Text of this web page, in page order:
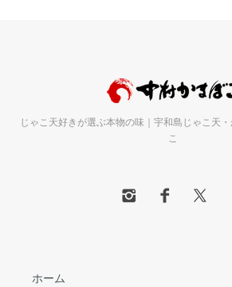
じゃこ天好きが選ぶ本物の味｜宇和島じゃこ天
こ
ホーム